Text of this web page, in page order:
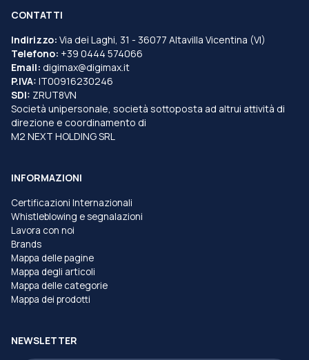
CONTATTI
Indirizzo: Via dei Laghi, 31 - 36077 Altavilla Vicentina (VI)
Telefono: +39 0444 574066
Email: digimax@digimax.it
P.IVA: IT00916230246
SDI: ZRUT8VN
Società unipersonale, società sottoposta ad altrui attività di
direzione e coordinamento di
M2 NEXT HOLDING SRL
INFORMAZIONI
Certificazioni Internazionali
Whistleblowing e segnalazioni
Lavora con noi
Brands
Mappa delle pagine
Mappa degli articoli
Mappa delle categorie
Mappa dei prodotti
NEWSLETTER